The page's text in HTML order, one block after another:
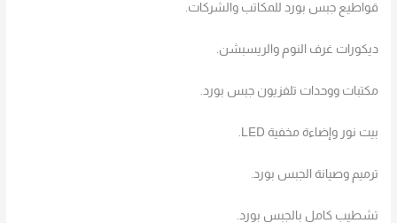
قواطيع جبس بورد للمكاتب والشركات.
ديكورات غرف النوم والريسبشن.
مكتبات ووحدات تلفزيون جبس بورد.
بيت نور وإضاءة مخفية LED.
ترميم وصيانة الجبس بورد.
تشطيب كامل بالجبس بورد.